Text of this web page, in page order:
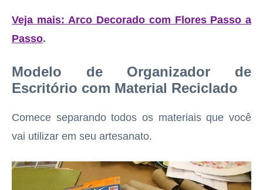
Veja mais: Arco Decorado com Flores Passo a
Passo.
Modelo de Organizador de
Escritório com Material Reciclado
Comece separando todos os materiais que você
vai utilizar em seu artesanato.